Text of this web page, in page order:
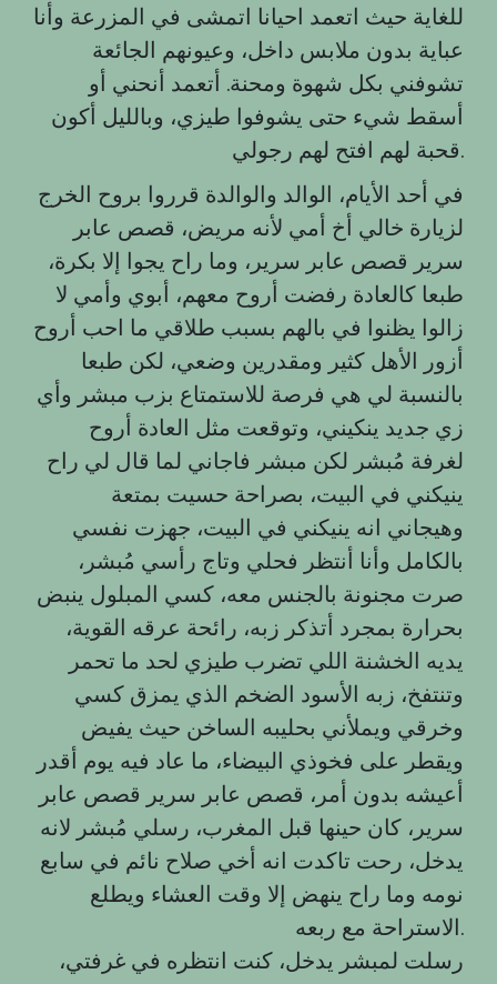
للغاية حيث اتعمد احيانا اتمشى في المزرعة وأنا
عباية بدون ملابس داخل، وعيونهم الجائعة
تشوفني بكل شهوة ومحنة. أتعمد أنحني أو
أسقط شيء حتى يشوفوا طيزي، وبالليل أكون
قحبة لهم افتح لهم رجولي.
في أحد الأيام، الوالد والوالدة قرروا بروح الخرج
لزيارة خالي أخ أمي لأنه مريض، قصص عابر
سرير قصص عابر سرير، وما راح يجوا إلا بكرة،
طبعا كالعادة رفضت أروح معهم، أبوي وأمي لا
زالوا يظنوا في بالهم بسبب طلاقي ما احب أروح
أزور الأهل كثير ومقدرين وضعي، لكن طبعا
بالنسبة لي هي فرصة للاستمتاع بزب مبشر وأي
زي جديد ينكيني، وتوقعت مثل العادة أروح
لغرفة مُبشر لكن مبشر فاجاني لما قال لي راح
ينيكني في البيت، بصراحة حسيت بمتعة
وهيجاني انه ينيكني في البيت، جهزت نفسي
بالكامل وأنا أنتظر فحلي وتاج رأسي مُبشر،
صرت مجنونة بالجنس معه، كسي المبلول ينبض
بحرارة بمجرد أتذكر زبه، رائحة عرقه القوية،
يديه الخشنة اللي تضرب طيزي لحد ما تحمر
وتنتفخ، زبه الأسود الضخم الذي يمزق كسي
وخرقي ويملأني بحليبه الساخن حيث يفيض
ويقطر على فخوذي البيضاء، ما عاد فيه يوم أقدر
أعيشه بدون أمر، قصص عابر سرير قصص عابر
سرير، كان حينها قبل المغرب، رسلي مُبشر لانه
يدخل، رحت تاكدت انه أخي صلاح نائم في سابع
نومه وما راح ينهض إلا وقت العشاء ويطلع
الاستراحة مع ربعه.
رسلت لمبشر يدخل، كنت انتظره في غرفتي،